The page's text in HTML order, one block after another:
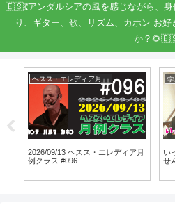
🇪🇸💃アンダルシアの風を感じながら、身
り、ギター、歌、リズム、カホン お
か？
ヘスス・エレディア月例クラス
2026/09/13 ヘスス・エレディア月
例クラス #096
い
せ